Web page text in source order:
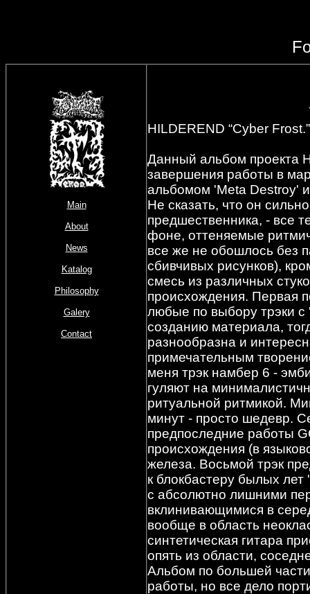
Main
About
News
Katalog
Philosophy
Galery
Contact
HILDEREND “Cyber
Данный альбом проекта
завершения работы в
альбомом 'Meta Destroy' и
Не сказать, что он
предшественника, - все
фоне, оттеняемые
все же не обошлось без
сбивчивых рисунков),
смесь из различных
происхождения. Первая
любые по выбору трэки с
созданию материала,
разнообразна и
примечательным
меня трэк намбер 6 -
гуляют на
ритуальной ритмикой.
минут - просто шедевр.
предпоследние работы
происхождения (в
железа. Восьмой трэк
к блокбастеру былых
с абсолютно лишними
вклинивающимися в
вообще в область
синтетическая гитара
опять из области,
Альбом по большей
работы, но все дело